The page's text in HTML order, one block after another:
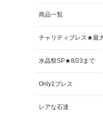
商品一覧
チャリティブレス★最
水晶祭SP★8/23まで
Only1ブレス
レアな石達